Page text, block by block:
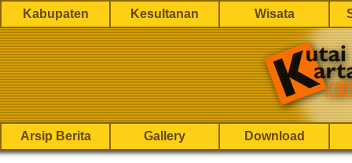
Kabupaten Kesultanan Wisata
Arsip Berita Gallery Download